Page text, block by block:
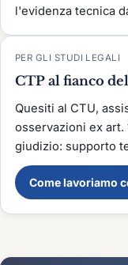
l'evidenza tecnica
PER GLI STUDI LEGALI
CTP al fianco
Quesiti al CTU,
osservazioni ex art.
giudizio: supporto
Come lavoriamo